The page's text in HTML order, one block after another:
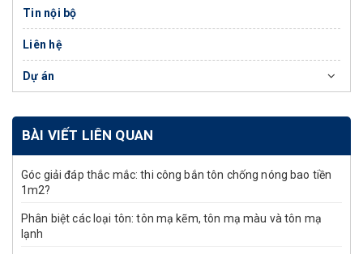
Tin nội bộ
Liên hệ
Dự án
BÀI VIẾT LIÊN QUAN
Góc giải đáp thắc mắc: thi công bắn tôn chống nóng bao tiền
1m2?
Phân biệt các loại tôn: tôn mạ kẽm, tôn mạ màu và tôn mạ
lạnh